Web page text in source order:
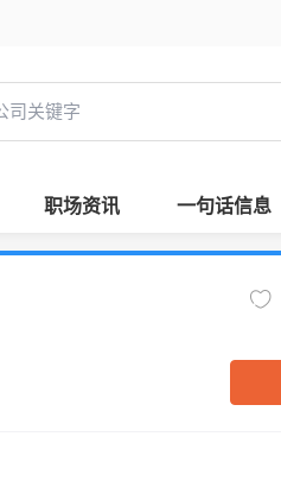
职场资讯 一句话信息